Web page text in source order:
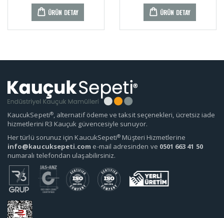
ÜRÜN DETAY ÜRÜN DETAY
KaucukSepeti®, alternatif ödeme ve taksit seçenekleri, ücretsiz iade
hizmetlerini R3 Kauçuk güvencesiyle sunuyor.
Her türlü sorunuz için KaucukSepeti® Müşteri Hizmetlerine
info@kaucuksepeti.com e-mail adresinden ve 0501 663 41 50
numaralı telefondan ulaşabilirsiniz.